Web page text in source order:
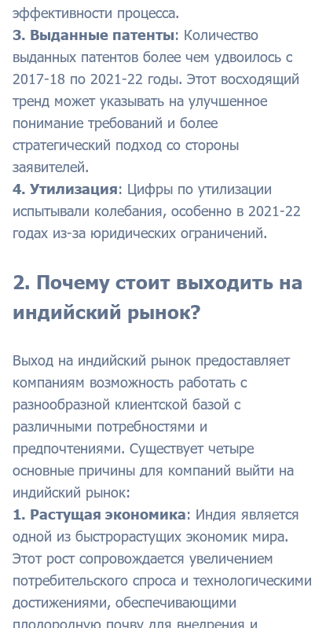
эффективности процесса.
3. Выданные патенты: Количество
выданных патентов более чем удвоилось с
2017-18 по 2021-22 годы. Этот восходящий
тренд может указывать на улучшенное
понимание требований и более
стратегический подход со стороны
заявителей.
4. Утилизация: Цифры по утилизации
испытывали колебания, особенно в 2021-22
годах из-за юридических ограничений.
2. Почему стоит выходить на
индийский рынок?
Выход на индийский рынок предоставляет
компаниям возможность работать с
разнообразной клиентской базой с
различными потребностями и
предпочтениями. Существует четыре
основные причины для компаний выйти на
индийский рынок:
1. Растущая экономика: Индия является
одной из быстрорастущих экономик мира.
Этот рост сопровождается увеличением
потребительского спроса и технологическими
достижениями, обеспечивающими
плодородную почву для внедрения и